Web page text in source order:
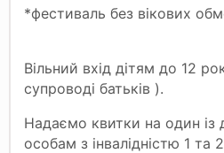
*фестиваль без вікових
Вільний вхід дітям до 12
супроводі батьків ).
Надаємо квитки на один із
особам з інвалідністю 1 та